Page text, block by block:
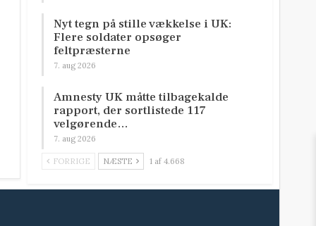
Nyt tegn på stille vækkelse i UK:
Flere soldater opsøger
feltpræsterne
7. aug 2026
Amnesty UK måtte tilbagekalde
rapport, der sortlistede 117
velgørende…
7. aug 2026
FORRIGE NÆSTE 1 af 4.668